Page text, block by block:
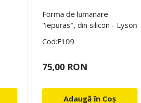
Forma de lumanare
"iepuras", din silicon - Lyson
Cod:F109
75,00 RON
Adaugă în Coș